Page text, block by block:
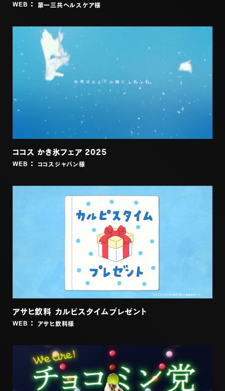
WEB 第一三共ヘルスケア様
ココス かき氷フェア 2025
WEB ココスジャパン様
アサヒ飲料 カルピスタイムプレゼント
WEB アサヒ飲料様